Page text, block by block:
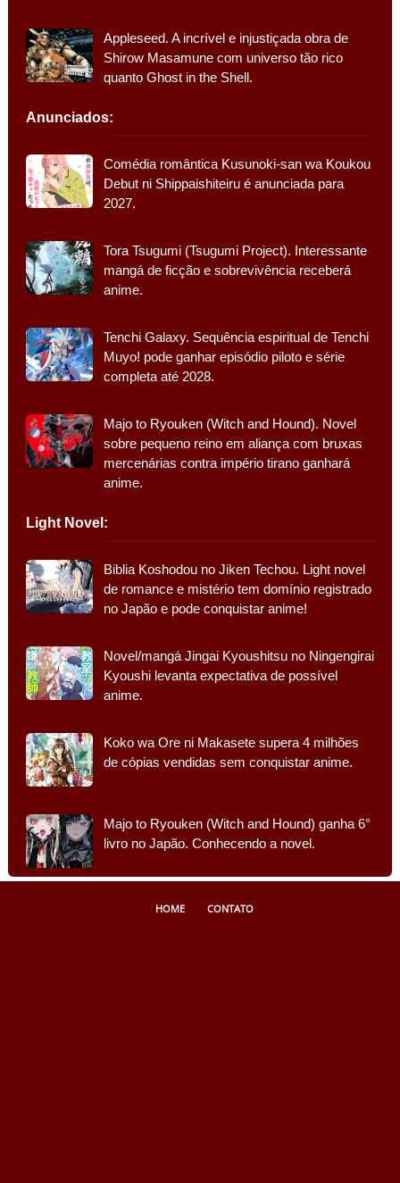
Appleseed. A incrível e injustiçada obra de
Shirow Masamune com universo tão rico
quanto Ghost in the Shell.
Anunciados:
Comédia romântica Kusunoki-san wa Koukou
Debut ni Shippaishiteiru é anunciada para
2027.
Tora Tsugumi (Tsugumi Project). Interessante
mangá de ficção e sobrevivência receberá
anime.
Tenchi Galaxy. Sequência espiritual de Tenchi
Muyo! pode ganhar episódio piloto e série
completa até 2028.
Majo to Ryouken (Witch and Hound). Novel
sobre pequeno reino em aliança com bruxas
mercenárias contra império tirano ganhará
anime.
Light Novel:
Biblia Koshodou no Jiken Techou. Light novel
de romance e mistério tem domínio registrado
no Japão e pode conquistar anime!
Novel/mangá Jingai Kyoushitsu no Ningengirai
Kyoushi levanta expectativa de possível
anime.
Koko wa Ore ni Makasete supera 4 milhões
de cópias vendidas sem conquistar anime.
Majo to Ryouken (Witch and Hound) ganha 6°
livro no Japão. Conhecendo a novel.
HOME CONTATO